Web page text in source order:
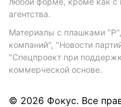
агентства.
Материалы с плашками
компаний", "Новости
"Спецпроект при
коммерческой основе.
© 2026 Фокус. Все